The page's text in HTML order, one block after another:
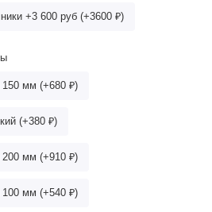
+3 600 руб (+3600 ₽)
150 мм (+680 ₽)
(+380 ₽)
200 мм (+910 ₽)
100 мм (+540 ₽)